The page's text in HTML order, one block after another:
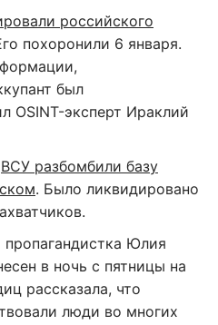
российского
похоронили 6 января.
был
OSINT-эксперт Ираклий
ВСУ разбомбили базу
. Было ликвидировано
Юлия
в ночь с пятницы на
рассказала, что
люди во многих